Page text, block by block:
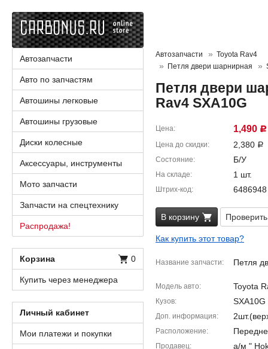
Автозапчасти
Toyota Rav4
Петля двери шарнирная
Петля двери
Rav4 SXA10G
Цена 1,490 Р
Цена до скидки 2,380 Р
Состояние Б/У
На складе 1 шт.
Штрих-код 6486948
В корзину
Как купить этот товар?
Название запчасти Петля
Модель авто Toyota
Кузов SXA10G
Доп. информация
Расположение
Продавец
а/м "
Автозапчасти
Авто по запчастям
Автошины легковые
Автошины грузовые
Диски колесные
Аксессуары, инструменты
Мото запчасти
Запчасти на спецтехнику
Распродажа!
Корзина 0
Купить через менеджера
Личный кабинет
Мои платежи и покупки